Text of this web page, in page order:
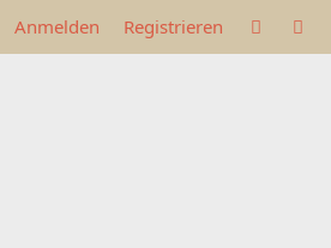
Anmelden Registrieren